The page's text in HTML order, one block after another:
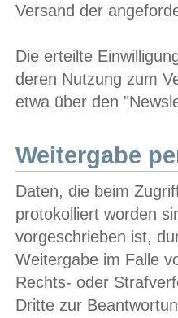
Versand der
Die erteilte
deren Nutzung zum
etwa über den
Weitergabe
Daten, die beim
protokolliert worden
vorgeschrieben ist,
Weitergabe im Falle
Rechts- oder
Dritte zur